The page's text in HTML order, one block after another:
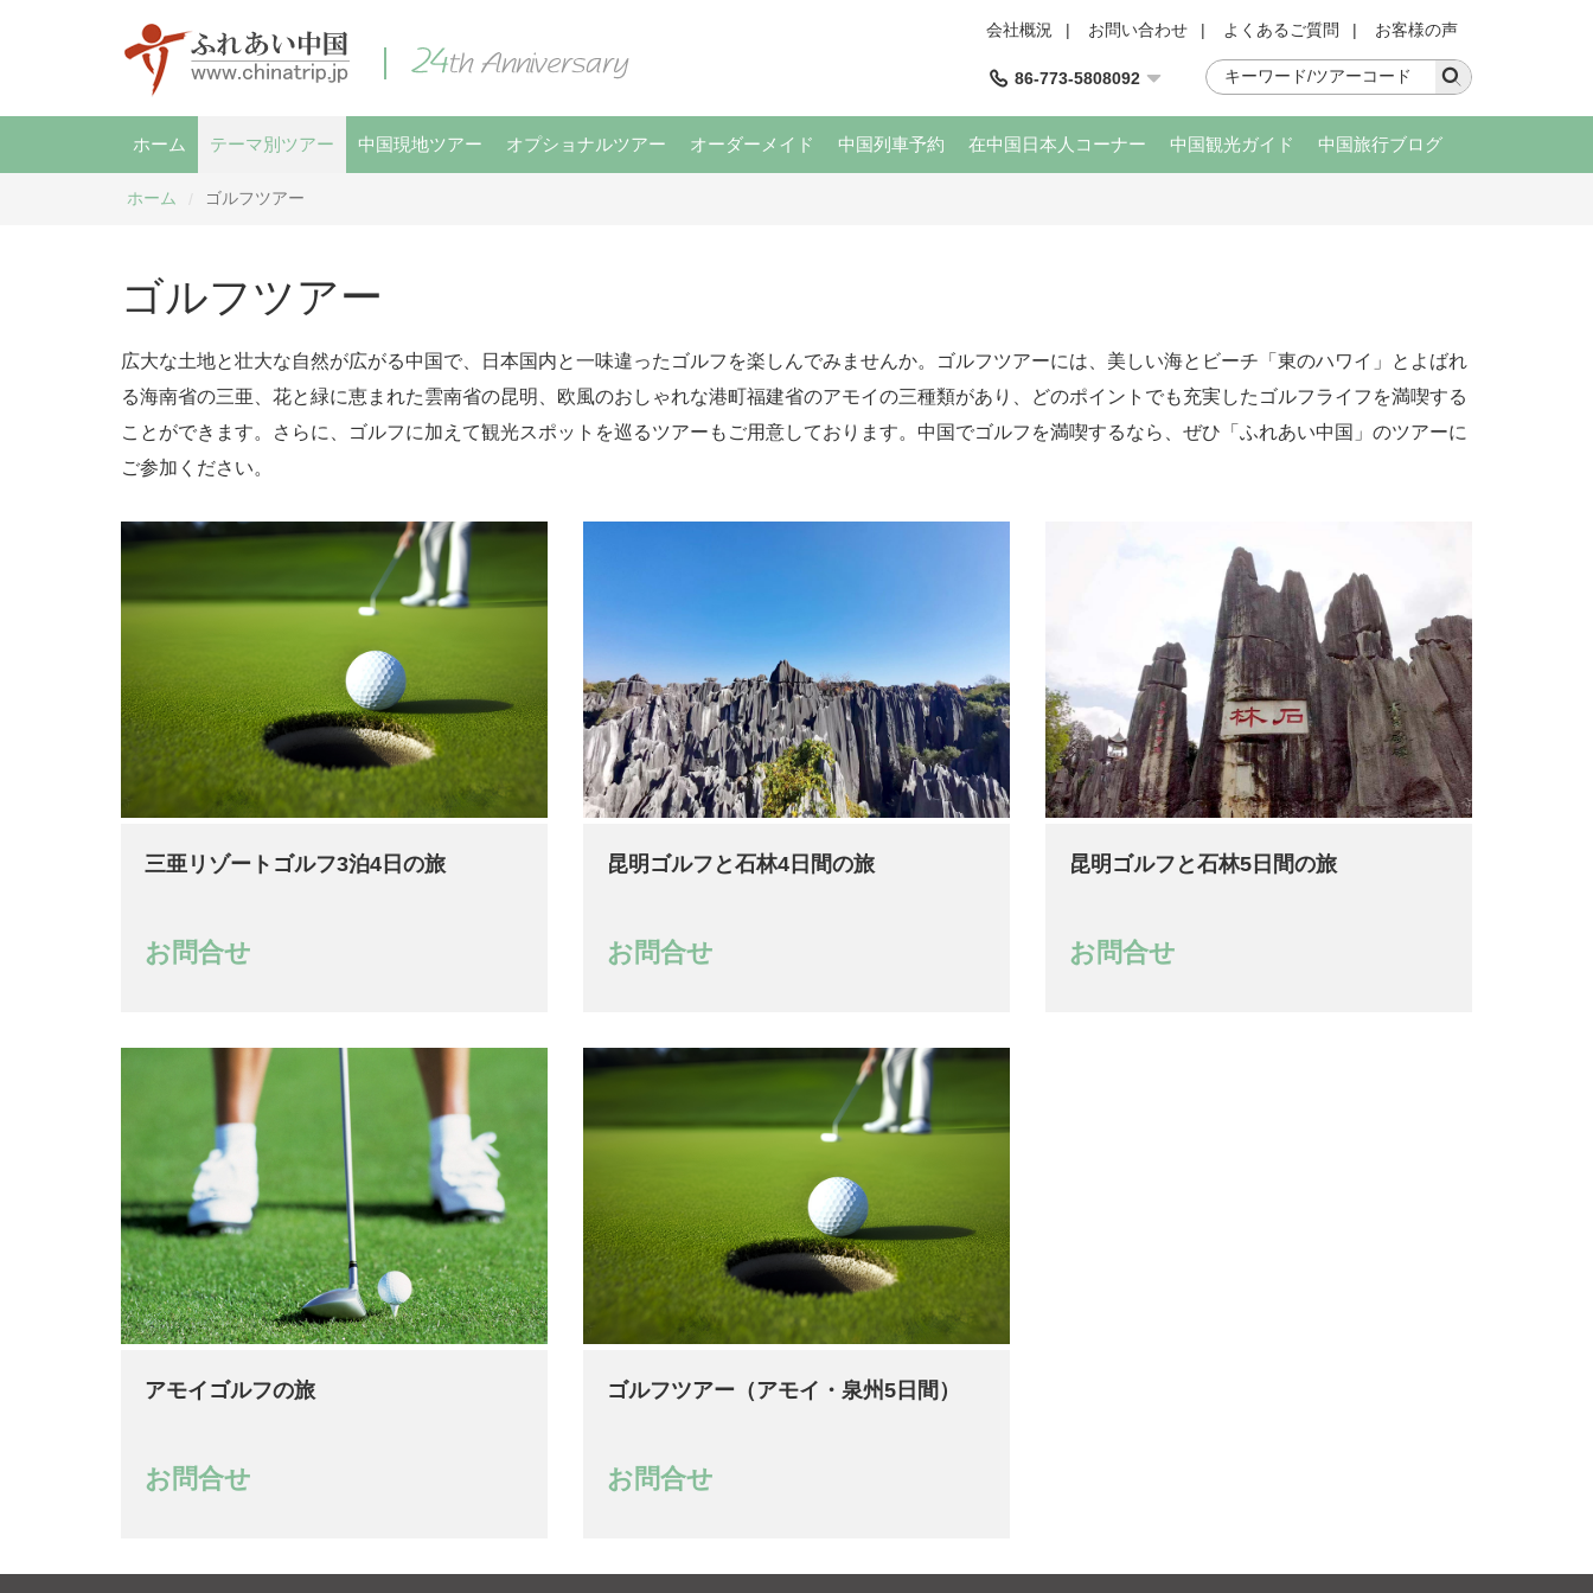
会社概況 | お問い合わせ | よくあるご質問 | お客様の声
86-773-5808092
ホーム テーマ別ツアー 中国現地ツアー オプショナルツアー オーダーメイド 中国列車予約 在中国日本人コーナー 中国観光ガイド 中国旅行ブログ
ホーム ゴルフツアー
ゴルフツアー
広大な土地と壮大な自然が広がる中国で、日本国内と一味違ったゴルフを楽しんでみませんか。ゴルフツアーには、美しい海とビーチ「東のハワイ」とよばれ
る海南省の三亜、花と緑に恵まれた雲南省の昆明、欧風のおしゃれな港町福建省のアモイの三種類があり、どのポイントでも充実したゴルフライフを満喫する
ことができます。さらに、ゴルフに加えて観光スポットを巡るツアーもご用意しております。中国でゴルフを満喫するなら、ぜひ「ふれあい中国」のツアーに
ご参加ください。
三亜リゾートゴルフ3泊4日の旅
お問合せ
昆明ゴルフと石林4日間の旅
お問合せ
昆明ゴルフと石林5日間の旅
お問合せ
アモイゴルフの旅
お問合せ
ゴルフツアー（アモイ・泉州5日間）
お問合せ